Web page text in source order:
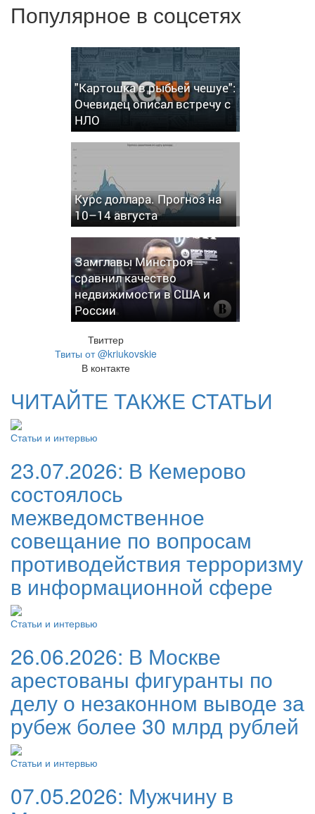
Популярное в соцсетях
"Картошка в рыбьей чешуе":
Очевидец описал встречу с
НЛО
Курс доллара. Прогноз на
10–14 августа
Замглавы Минстроя
сравнил качество
недвижимости в США и
России
Твиттер
Твиты от @kriukovskie
В контакте
ЧИТАЙТЕ ТАКЖЕ СТАТЬИ
Статьи и интервью
23.07.2026: В Кемерово
состоялось
межведомственное
совещание по вопросам
противодействия терроризму
в информационной сфере
Статьи и интервью
26.06.2026: В Москве
арестованы фигуранты по
делу о незаконном выводе за
рубеж более 30 млрд рублей
Статьи и интервью
07.05.2026: Мужчину в